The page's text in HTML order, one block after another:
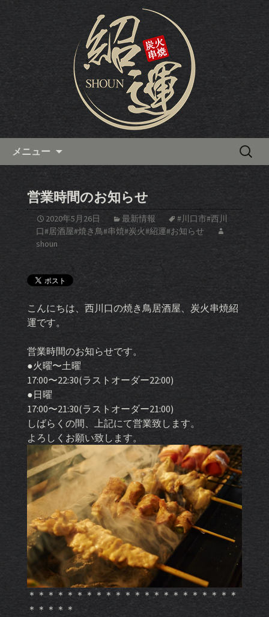
西川口の焼き鳥居酒屋「炭火串
焼 紹運」の最新情報
西川口から徒歩4分にある、カウンター
で食べるアツアツの焼鳥が人気の焼き
鳥居酒屋「炭火串焼 紹運」。白レバー
やハツといった串焼きだけでなく、宴
会でも人気のモツ鍋もおすすめです。
メニュー
検
営業時間のお知らせ
2020年5月26日 最新情報
#川口市#西川
口#居酒屋#焼き鳥#串焼#炭火#紹運#お知らせ
shoun
こんにちは、西川口の焼き鳥居酒屋、炭火串焼紹
運です。
営業時間のお知らせです。
●火曜〜土曜
17:00〜22:30(ラストオーダー22:00)
●日曜
17:00〜21:30(ラストオーダー21:00)
しばらくの間、上記にて営業致します。
よろしくお願い致します。
＊＊＊＊＊＊＊＊＊＊＊＊＊＊＊＊＊＊＊＊＊＊
＊＊＊＊＊